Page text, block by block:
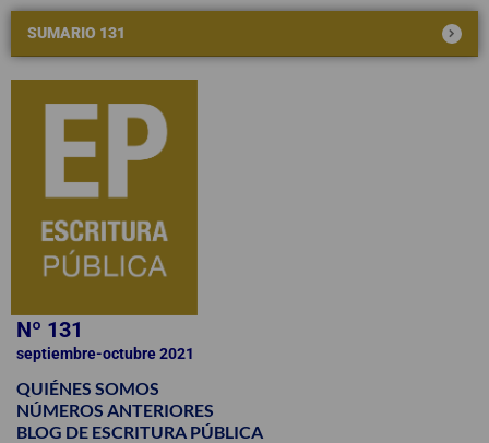
SUMARIO 131
Nº 131
septiembre-octubre 2021
QUIÉNES SOMOS
NÚMEROS ANTERIORES
BLOG DE ESCRITURA PÚBLICA